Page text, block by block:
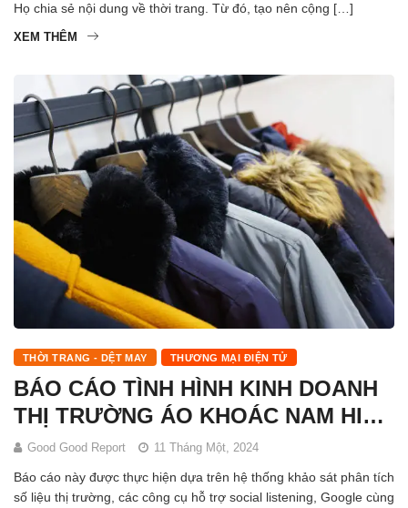
Họ chia sẻ nội dung về thời trang. Từ đó, tạo nên cộng […]
XEM THÊM
THỜI TRANG - DỆT MAY THƯƠNG MẠI ĐIỆN TỬ
BÁO CÁO TÌNH HÌNH KINH DOANH
THỊ TRƯỜNG ÁO KHOÁC NAM HIỆN
NAY
Good Good Report 11 Tháng Một, 2024
Báo cáo này được thực hiện dựa trên hệ thống khảo sát phân tích
số liệu thị trường, các công cụ hỗ trợ social listening, Google cùng